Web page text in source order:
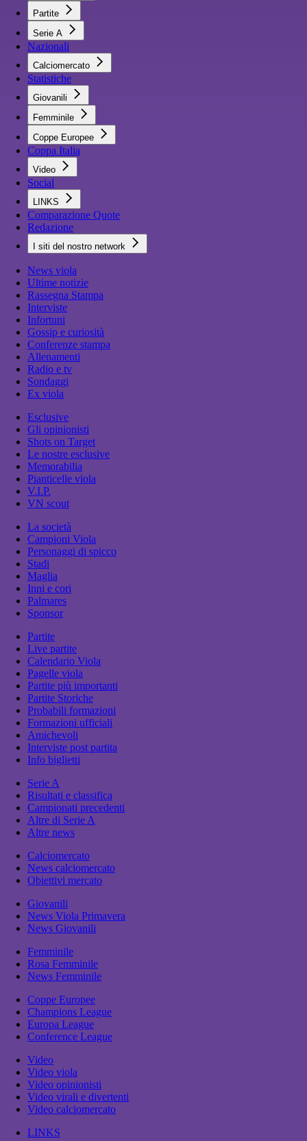
Partite
Serie A
Nazionali
Calciomercato
Statistiche
Giovanili
Femminile
Coppe Europee
Coppa Italia
Video
Social
LINKS
Comparazione Quote
Redazione
I siti del nostro network
News viola
Ultime notizie
Rassegna Stampa
Interviste
Infortuni
Gossip e curiosità
Conferenze stampa
Allenamenti
Radio e tv
Sondaggi
Ex viola
Esclusive
Gli opinionisti
Shots on Target
Le nostre esclusive
Memorabilia
Pianticelle viola
V.I.P.
VN scout
La società
Campioni Viola
Personaggi di spicco
Stadi
Maglia
Inni e cori
Palmares
Sponsor
Partite
Live partite
Calendario Viola
Pagelle viola
Partite più importanti
Partite Storiche
Probabili formazioni
Formazioni ufficiali
Amichevoli
Interviste post partita
Info biglietti
Serie A
Risultati e classifica
Campionati precedenti
Altre di Serie A
Altre news
Calciomercato
News calciomercato
Obiettivi mercato
Giovanili
News Viola Primavera
News Giovanili
Femminile
Rosa Femminile
News Femminile
Coppe Europee
Champions League
Europa League
Conference League
Video
Video viola
Video opinionisti
Video virali e divertenti
Video calciomercato
LINKS